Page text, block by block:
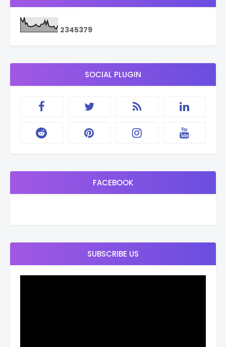
2345379
SOCIAL PLUGIN
FACEBOOK
SUBSCRIBE US